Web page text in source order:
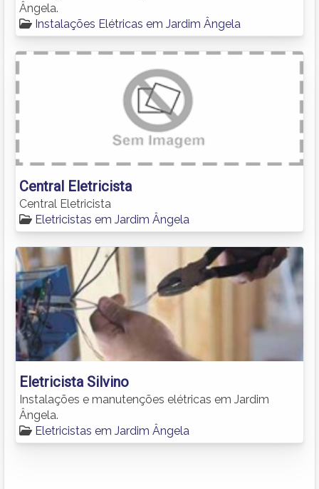
Ângela.
Instalações Elétricas em Jardim Ângela
Central Eletricista
Central Eletricista
Eletricistas em Jardim Ângela
Eletricista Silvino
Instalações e manutenções elétricas em Jardim
Ângela.
Eletricistas em Jardim Ângela